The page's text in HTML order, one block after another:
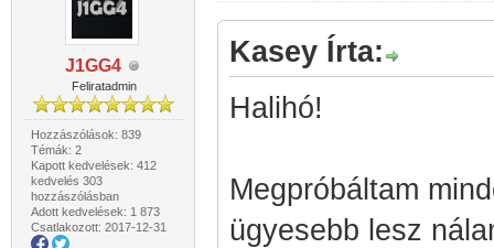
J1GG4
Feliratadmin
Hozzászólások: 839
Témák: 2
Kapott kedvelések: 412
kedvelés 303
hozzászólásban
Adott kedvelések: 1 873
Csatlakozott: 2017-12-31
Kasey Írta:
Halihó!
Megpróbáltam
ügyesebb lesz